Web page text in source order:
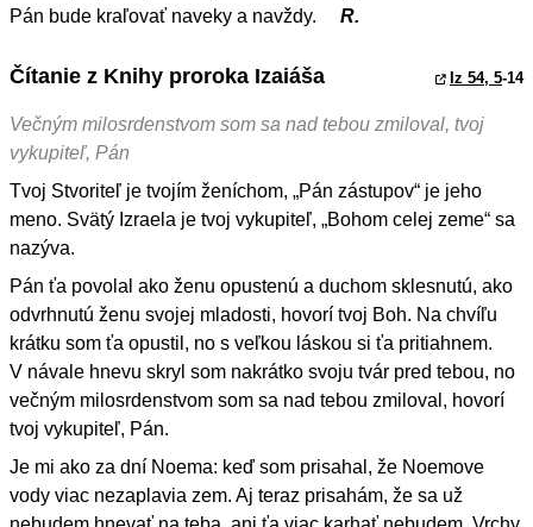
Pán bude kraľovať naveky a navždy.
R.
Čítanie z Knihy proroka Izaiáša Iz 54, 5-14
Večným milosrdenstvom som sa nad tebou zmiloval, tvoj
vykupiteľ, Pán
Tvoj Stvoriteľ je tvojím ženíchom, „Pán zástupov“ je jeho
meno. Svätý Izraela je tvoj vykupiteľ, „Bohom celej zeme“ sa
nazýva.
Pán ťa povolal ako ženu opustenú a duchom sklesnutú, ako
odvrhnutú ženu svojej mladosti, hovorí tvoj Boh. Na chvíľu
krátku som ťa opustil, no s veľkou láskou si ťa pritiahnem.
V návale hnevu skryl som nakrátko svoju tvár pred tebou, no
večným milosrdenstvom som sa nad tebou zmiloval, hovorí
tvoj vykupiteľ, Pán.
Je mi ako za dní Noema: keď som prisahal, že Noemove
vody viac nezaplavia zem. Aj teraz prisahám, že sa už